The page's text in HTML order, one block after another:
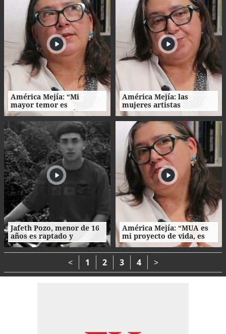
América Mejía: “Mi
mayor temor es
traicionarme a mí
misma"
América Mejía: las
mujeres artistas
enfrentan barreras entre
la creación, el trabajo y el
hogar
Jafeth Pozo, menor de 16
años es raptado y
asesinado tras cita en
Tegucigalpa
América Mejía: “MUA es
mi proyecto de vida, es
parte de mi esencia”
< 1 2 3 4 >